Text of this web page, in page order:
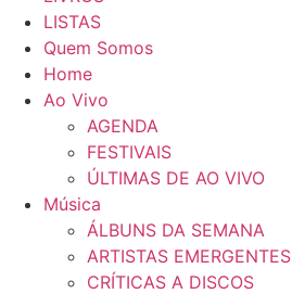
LISTAS
Quem Somos
Home
Ao Vivo
AGENDA
FESTIVAIS
ÚLTIMAS DE AO VIVO
Música
ÁLBUNS DA SEMANA
ARTISTAS EMERGENTES
CRÍTICAS A DISCOS